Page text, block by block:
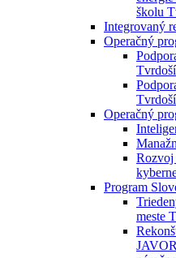
školu
Integrovaný
Operačný
Operačný
Rozvoj
Program
meste